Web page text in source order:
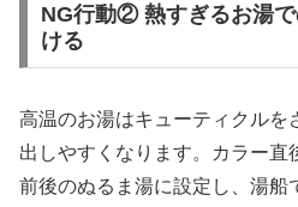
NG行動② 熱すぎるお湯
ける
高温のお湯はキューティクルを
出しやすくなります。カラー
前後のぬるま湯に設定し、湯船